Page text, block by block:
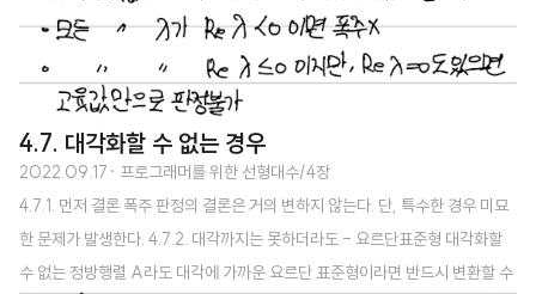
4.7. 대각화할 수 없는 경우
2022.09.17 · 프로그래머를 위한 선형대수/4장
4.7.1. 먼저 결론 폭주 판정의 결론은 거의 변하지 않는다. 단, 특수한 경우 미묘
한 문제가 발생한다. 4.7.2. 대각까지는 못하더라도 - 요르단표준형 대각화할
수 없는 정방행렬 A라도 대각에 가까운 요르단 표준형이라면 반드시 변환할 수